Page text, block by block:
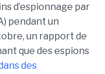
d’espionnage par
pendant un
un rapport de
que des espions
des